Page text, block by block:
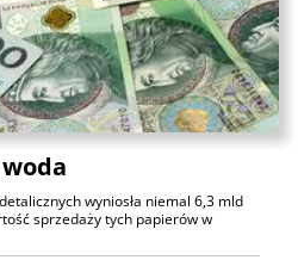
wyniosła niemal 6,3 mld
sprzedaży tych papierów w